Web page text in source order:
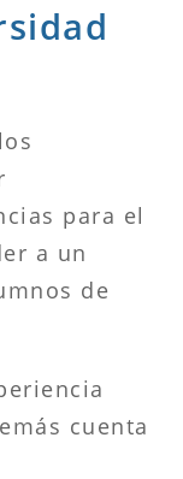
para el
a un
de
cuenta